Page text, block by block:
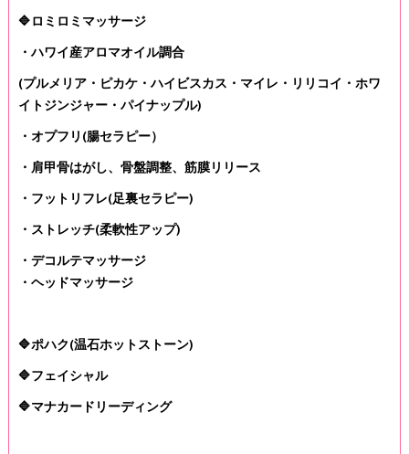
🔷ロミロミマッサージ
・ハワイ産アロマオイル調合
(プルメリア・ピカケ・ハイビスカス・マイレ・リリコイ・ホワ
イトジンジャー・パイナップル)
・オプフリ(腸セラピー）
・肩甲骨はがし、骨盤調整、筋膜リリース
・フットリフレ(足裏セラピー)
・ストレッチ(柔軟性アップ)
・デコルテマッサージ
・ヘッドマッサージ
🔷ポハク(温石ホットストーン)
🔷フェイシャル
🔷マナカードリーディング